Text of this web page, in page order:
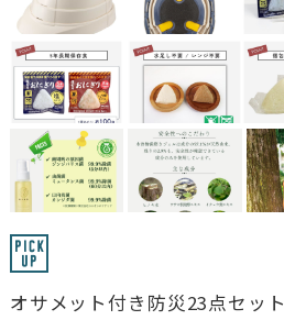
オサメット付き防災23点セット